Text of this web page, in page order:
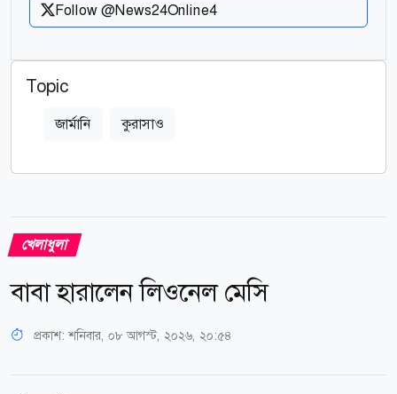
Follow @News24Online4
Topic
জার্মানি কুরাসাও
খেলাধুলা
বাবা হারালেন লিওনেল মেসি
প্রকাশ:শনিবার, ০৮ আগস্ট, ২০২৬, ২০:৫৪